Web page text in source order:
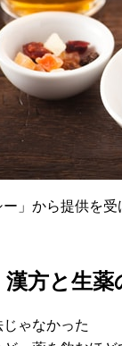
」から提供を
方と生薬
ゃなかった